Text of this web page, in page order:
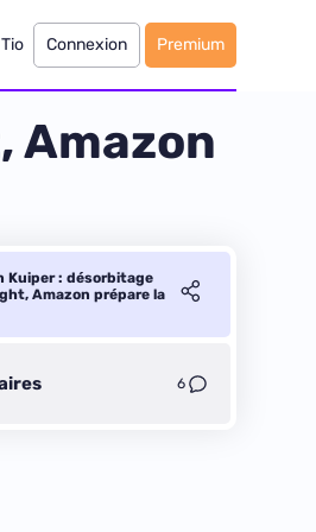
Connexion Premium
Amazon
Kuiper : désorbitage
Amazon prépare la
6